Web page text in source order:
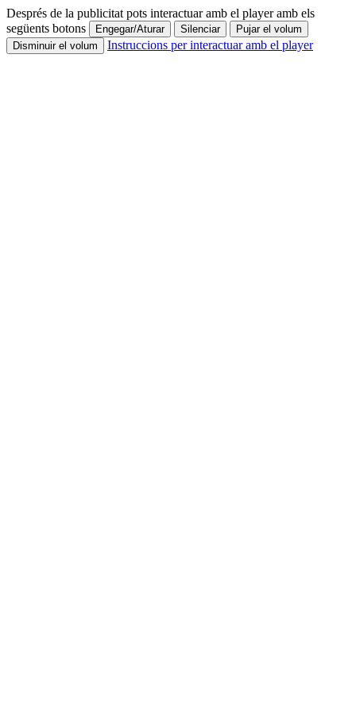
Després de la publicitat pots interactuar amb el player amb els
següents botons
Engegar/Aturar Silenciar
Pujar el volum
Disminuir el volum
Instruccions per interactuar amb el player